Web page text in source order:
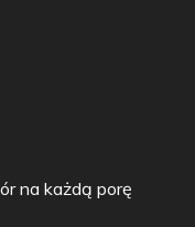
na każdą porę